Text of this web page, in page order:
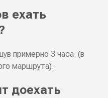
ехать
примерно 3 часа. (в
маршрута).
доехать